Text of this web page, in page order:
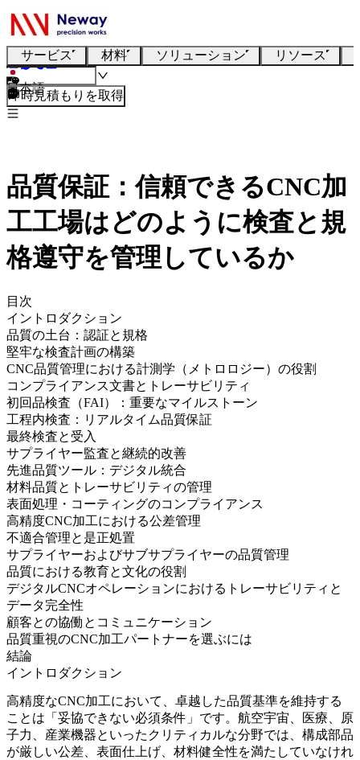
サービス 材料 ソリューション リソース
日本語
即時見積もりを取得
品質保証：信頼できるCNC加
工工場はどのように検査と規
格遵守を管理しているか
目次
イントロダクション
品質の土台：認証と規格
堅牢な検査計画の構築
CNC品質管理における計測学（メトロロジー）の役割
コンプライアンス文書とトレーサビリティ
初回品検査（FAI）：重要なマイルストーン
工程内検査：リアルタイム品質保証
最終検査と受入
サプライヤー監査と継続的改善
先進品質ツール：デジタル統合
材料品質とトレーサビリティの管理
表面処理・コーティングのコンプライアンス
高精度CNC加工における公差管理
不適合管理と是正処置
サプライヤーおよびサブサプライヤーの品質管理
品質における教育と文化の役割
デジタルCNCオペレーションにおけるトレーサビリティと
データ完全性
顧客との協働とコミュニケーション
品質重視のCNC加工パートナーを選ぶには
結論
イントロダクション
高精度なCNC加工において、卓越した品質基準を維持する
ことは「妥協できない必須条件」です。航空宇宙、医療、原
子力、産業機器といったクリティカルな分野では、構成部品
が厳しい公差、表面仕上げ、材料健全性を満たしていなけれ